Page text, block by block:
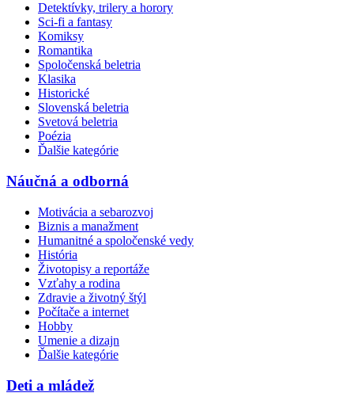
Detektívky, trilery a horory
Sci-fi a fantasy
Komiksy
Romantika
Spoločenská beletria
Klasika
Historické
Slovenská beletria
Svetová beletria
Poézia
Ďalšie kategórie
Náučná a odborná
Motivácia a sebarozvoj
Biznis a manažment
Humanitné a spoločenské vedy
História
Životopisy a reportáže
Vzťahy a rodina
Zdravie a životný štýl
Počítače a internet
Hobby
Umenie a dizajn
Ďalšie kategórie
Deti a mládež